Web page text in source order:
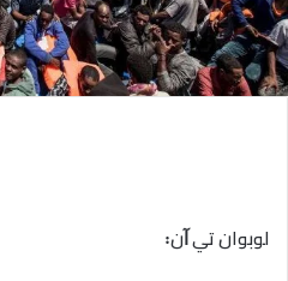
لوبوان تيﺁن꞉